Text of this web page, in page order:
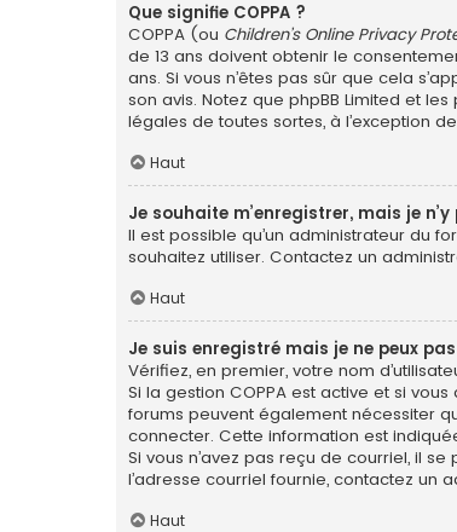
Que signifie COPPA ?
COPPA (ou Children’s Online Privacy
de 13 ans doivent obtenir le
ans. Si vous n’êtes pas sûr que cela
son avis. Notez que phpBB Limited et
légales de toutes sortes, à l’exception
Haut
Je souhaite m’enregistrer, mais je
Il est possible qu’un administrateur du
souhaitez utiliser. Contactez un
Haut
Je suis enregistré mais je ne peux
Vérifiez, en premier, votre nom
Si la gestion COPPA est active et si
forums peuvent également nécessiter
connecter. Cette information est
Si vous n’avez pas reçu de courriel, il
l’adresse courriel fournie, contactez un
Haut